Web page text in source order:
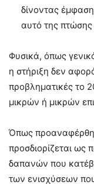
δίνοντας έμφαση
αυτό της πτώσης
Φυσικά, όπως
η στήριξη δεν
προβληματικές το
μικρών ή μικρών
Όπως
προσδιορίζεται ως
δαπανών που
των ενισχύσεων